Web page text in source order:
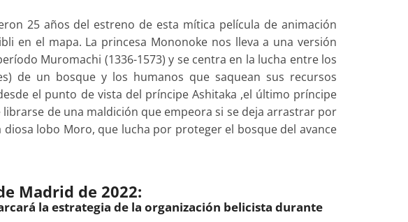
25 años del estreno de esta mítica película de animación
en el mapa. La princesa Mononoke nos lleva a una versión
Muromachi (1336-1573) y se centra en la lucha entre los
de un bosque y los humanos que saquean sus recursos
el punto de vista del príncipe Ashitaka ,el último príncipe
de una maldición que empeora si se deja arrastrar por
diosa lobo Moro, que lucha por proteger el bosque del avance
Madrid de 2022:
la estrategia de la organización belicista durante